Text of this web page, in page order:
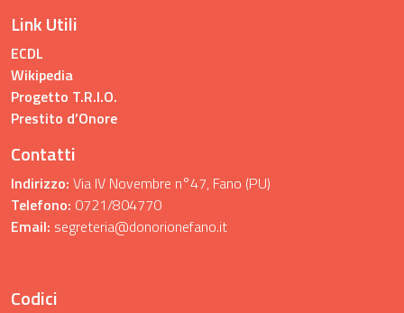
Link Utili
ECDL
Wikipedia
Progetto T.R.I.O.
Prestito d’Onore
Contatti
Indirizzo: Via IV Novembre n°47, Fano (PU)
Telefono: 0721/804770
Email: segreteria@donorionefano.it
Codici